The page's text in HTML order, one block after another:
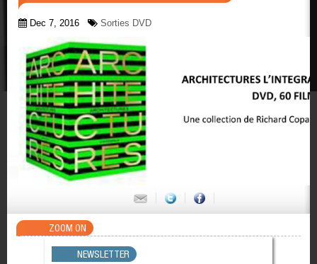
Dec 7, 2016 Sorties DVD
ZOOM ON
NEWSLETTER